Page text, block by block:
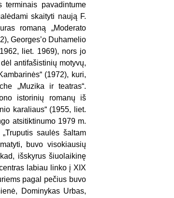
pavadintume
skaityti naują F.
romaną „Moderato
Georgesʼo Duhamelio
liet. 1969), nors jo
antifašistinių motyvų,
(1972), kuri,
„Muzika ir teatras“.
istorinių romanų iš
karaliaus“ (1955, liet.
atsitiktinumo 1979 m.
saulės šaltam
buvo visokiausių
išskyrus šiuolaikinę
labiau linko į XIX
pagal pečius buvo
Dominykas Urbas,